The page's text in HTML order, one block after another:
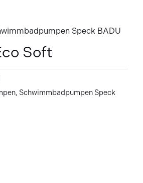
Speck BADU
Soft
, Schwimmbadpumpen Speck